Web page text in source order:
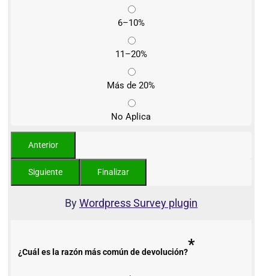
6–10%
11–20%
Más de 20%
No Aplica
ByWordpress Survey plugin
¿Cuál es la razón más común de devolución?*